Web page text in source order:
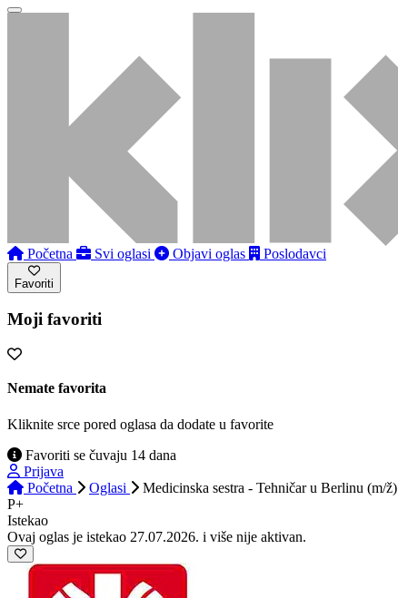
Početna Svi oglasi Objavi oglas Poslodavci
Favoriti
Moji favoriti
Nemate favorita
Kliknite srce pored oglasa da dodate u favorite
Favoriti se čuvaju 14 dana
Prijava
Početna
Oglasi
Medicinska sestra - Tehničar u Berlinu (m/ž)
P+
Istekao
Ovaj oglas je istekao 27.07.2026. i više nije aktivan.